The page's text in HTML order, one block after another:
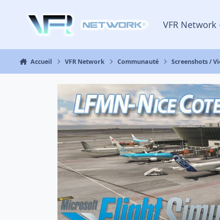
VFR Network
Accueil VFR Network Communauté Screenshots /